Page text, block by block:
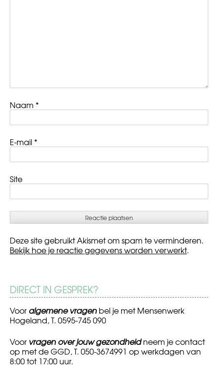
Naam *
E-mail *
Site
Deze site gebruikt Akismet om spam te verminderen.
Bekijk hoe je reactie gegevens worden verwerkt.
DIRECT IN GESPREK?
Voor algemene vragen bel je met Mensenwerk
Hogeland, T. 0595-745 090
Voor vragen over jouw gezondheidneem je contact
op met de GGD, T. 050-3674991 op werkdagen van
8:00 tot 17:00 uur.